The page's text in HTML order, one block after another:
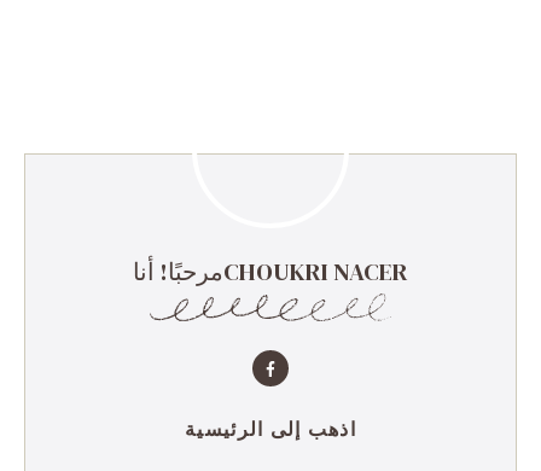
مرحبًا! أناCHOUKRI NACER
اذهب إلى الرئيسية